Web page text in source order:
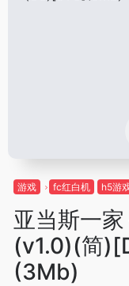
游戏 fc红白机 h5游
亚当斯一
(v1.0)(简
(3Mb)